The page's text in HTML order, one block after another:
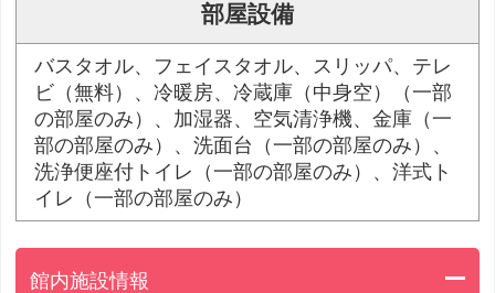
部屋設備
バスタオル、フェイスタオル、スリッパ、テレ
ビ（無料）、冷暖房、冷蔵庫（中身空）（一部
の部屋のみ）、加湿器、空気清浄機、金庫（一
部の部屋のみ）、洗面台（一部の部屋のみ）、
洗浄便座付トイレ（一部の部屋のみ）、洋式ト
イレ（一部の部屋のみ）
館内施設情報